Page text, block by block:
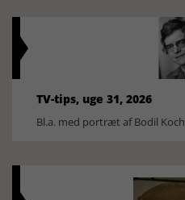
TV-tips, uge 31, 2026
Bl.a. med portræt af Bodil Koch